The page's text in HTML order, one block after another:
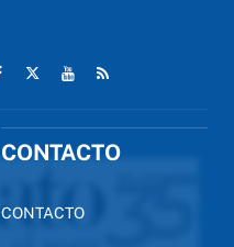
CONTACTO
CONTACTO